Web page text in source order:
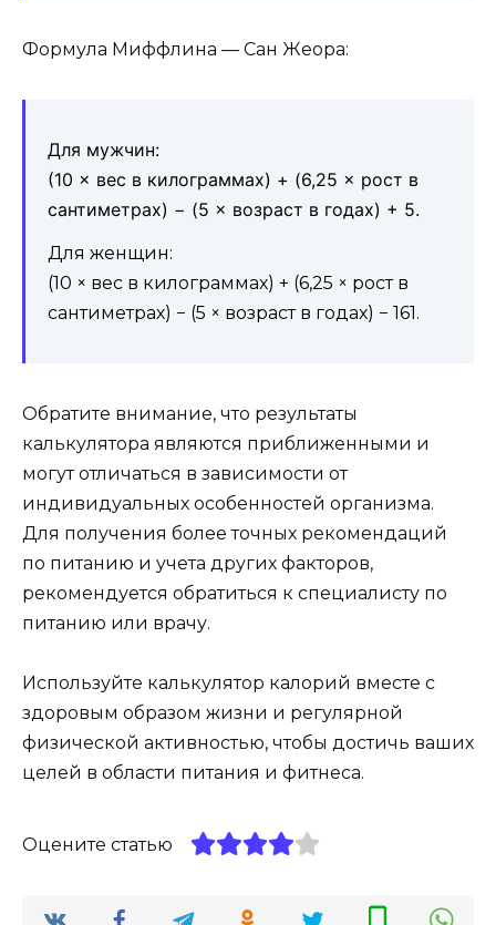
Формула Миффлина — Сан Жеора:
Для мужчин:
(10 × вес в килограммах) + (6,25 × рост в
сантиметрах) − (5 × возраст в годах) + 5.
Для женщин:
(10 × вес в килограммах) + (6,25 × рост в
сантиметрах) − (5 × возраст в годах) − 161.
Обратите внимание, что результаты
калькулятора являются приближенными и
могут отличаться в зависимости от
индивидуальных особенностей организма.
Для получения более точных рекомендаций
по питанию и учета других факторов,
рекомендуется обратиться к специалисту по
питанию или врачу.
Используйте калькулятор калорий вместе с
здоровым образом жизни и регулярной
физической активностью, чтобы достичь ваших
целей в области питания и фитнеса.
Оцените статью